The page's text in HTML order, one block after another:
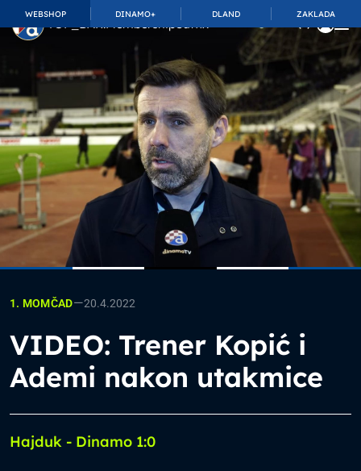
WEBSHOP DINAMO+ DLAND ZAKLADA
TOP_BAR.MembershipSuffix
1. MOMČAD—20.4.2022
VIDEO: Trener Kopić i
Ademi nakon utakmice
Hajduk - Dinamo 1:0